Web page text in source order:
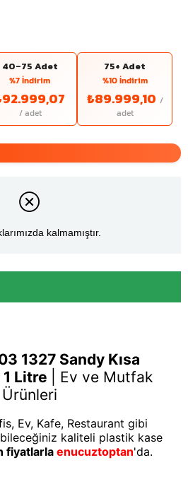
40–75 Adet
%7 İndirim
75+ Adet
%10 İndirim
₺89.999,10
kalmamıştır.
1327 Sandy Kısa
1 Litre
Ev ve Mutfak
Ürünleri
Ev, Kafe, Restaurant gibi
kaliteli plastik kase
fiyatlarla enucuztoptan'da.